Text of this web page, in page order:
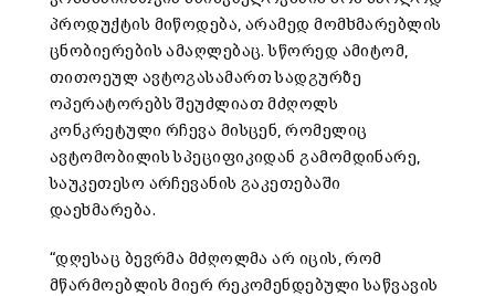
პროდუქტის მიწოდება,არამედ მომხმარებლის
ცნობიერების ამაღლებაც.სწორედ ამიტომ,
თითოეულ ავტოგასამართ სადგურზე
ოპერატორებს შეუძლიათ მძღოლს
კონკრეტული რჩევა მისცენ,რომელიც
ავტომობილის სპეციფიკიდან გამომდინარე,
საუკეთესო არჩევანის გაკეთებაში
დაეხმარება.
“დღესაც ბევრმა მძღოლმა არ იცის ,რომ
მწარმოებლის მიერ რეკომენდებული საწვავის